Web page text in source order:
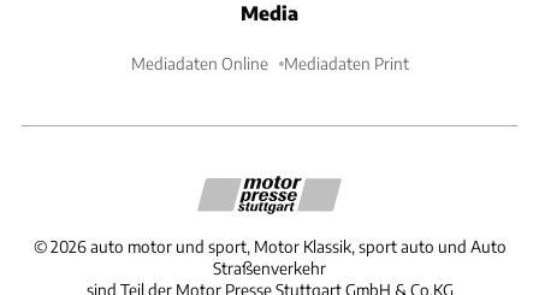
Media
Mediadaten Online Mediadaten Print
©2026 auto motor und sport, Motor Klassik, sport auto und Auto
Straßenverkehr
sind Teil der Motor Presse Stuttgart GmbH & Co.KG